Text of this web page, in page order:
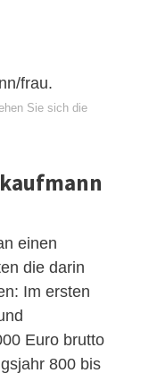
frau.
Sie sich die
einen
die darin
Im ersten
Euro brutto
800 bis